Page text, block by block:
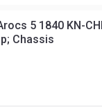
5 1840 KN-
Chassis